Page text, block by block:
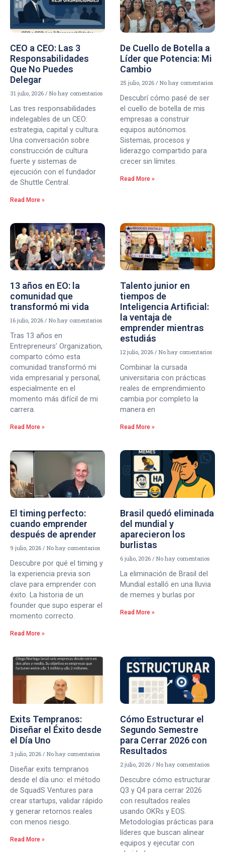
CEO a CEO: Las 3
Responsabilidades
Que No Puedes
Delegar
31 julio, 2026 No hay comentarios
Las tres responsabilidades
indelegables de un CEO:
estrategia, capital y cultura.
Una conversación sobre
construcción de cultura
fuerte y sistemas de
ejecución con el fundador
de Shuttle Central.
Read More »
De Cuello de Botella a
Líder que Potencia: Mi
Cambio
25 julio, 2026 No hay comentarios
Descubrí cómo pasé de ser
el cuello de botella de mis
empresas a construir
equipos autónomos.
Sistemas, procesos y
liderazgo compartido para
crecer sin límites.
Read More »
13 años en EO: la
comunidad que
transformó mi vida
16 julio, 2026 No hay comentarios
Tras 13 años en
Entrepreneurs’ Organization,
comparto cómo esta
comunidad transformó mi
vida empresarial y personal,
especialmente en el
momento más difícil de mi
carrera.
Read More »
Talento junior en
tiempos de
Inteligencia Artificial:
la ventaja de
emprender mientras
estudiás
12 julio, 2026 No hay comentarios
Combinar la cursada
universitaria con prácticas
reales de emprendimiento
cambia por completo la
manera en
Read More »
El timing perfecto:
cuando emprender
después de aprender
9 julio, 2026 No hay comentarios
Descubre por qué el timing y
la experiencia previa son
clave para emprender con
éxito. La historia de un
founder que supo esperar el
momento correcto.
Read More »
Brasil quedó eliminada
del mundial y
aparecieron los
burlistas
6 julio, 2026 No hay comentarios
La eliminación de Brasil del
Mundial estalló en una lluvia
de memes y burlas por
Read More »
Exits Tempranos:
Diseñar el Éxito desde
el Día Uno
3 julio, 2026 No hay comentarios
Diseñar exits tempranos
desde el día uno: el método
de SquadS Ventures para
crear startups, validar rápido
y generar retornos reales
con menos riesgo.
Read More »
Cómo Estructurar el
Segundo Semestre
para Cerrar 2026 con
Resultados
2 julio, 2026 No hay comentarios
Descubre cómo estructurar
Q3 y Q4 para cerrar 2026
con resultados reales
usando OKRs y EOS.
Metodologías prácticas para
líderes que buscan alinear
equipos y ejecutar con